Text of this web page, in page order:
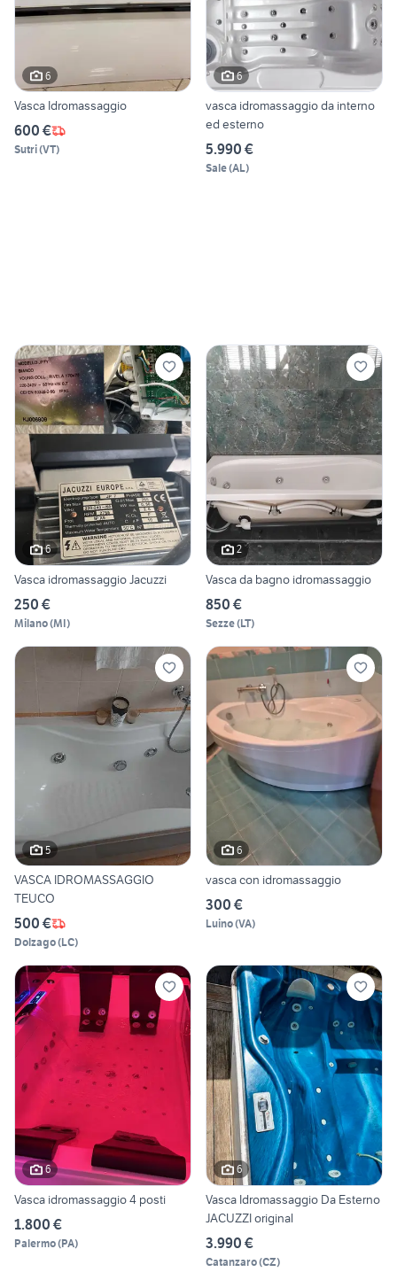
6
Vasca Idromassaggio
600 €
Sutri(VT)
6
vasca idromassaggio da interno
ed esterno
5.990 €
Sale(AL)
6
Vasca idromassaggio Jacuzzi
250 €
Milano(MI)
2
Vasca da bagno idromassaggio
850 €
Sezze(LT)
5
VASCA IDROMASSAGGIO
TEUCO
500 €
Dolzago(LC)
6
vasca con idromassaggio
300 €
Luino(VA)
6
Vasca idromassaggio 4 posti
1.800 €
Palermo(PA)
6
Vasca Idromassaggio Da Esterno
JACUZZI original
3.990 €
Catanzaro(CZ)